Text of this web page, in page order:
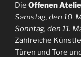
Die Offenen
Samstag, den 10.
Sonntag, den 11.
Zahlreiche
Türen und Tore